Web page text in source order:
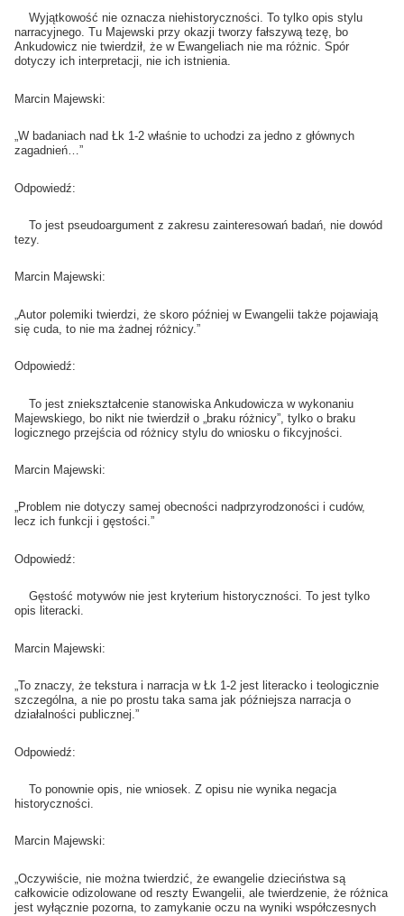
Wyjątkowość nie oznacza niehistoryczności. To tylko opis stylu
narracyjnego. Tu Majewski przy okazji tworzy fałszywą tezę, bo
Ankudowicz nie twierdził, że w Ewangeliach nie ma różnic. Spór
dotyczy ich interpretacji, nie ich istnienia.
Marcin Majewski:
„W badaniach nad Łk 1-2 właśnie to uchodzi za jedno z głównych
zagadnień…”
Odpowiedź:
To jest pseudoargument z zakresu zainteresowań badań, nie dowód
tezy.
Marcin Majewski:
„Autor polemiki twierdzi, że skoro później w Ewangelii także pojawiają
się cuda, to nie ma żadnej różnicy.”
Odpowiedź:
To jest zniekształcenie stanowiska Ankudowicza w wykonaniu
Majewskiego, bo nikt nie twierdził o „braku różnicy”, tylko o braku
logicznego przejścia od różnicy stylu do wniosku o fikcyjności.
Marcin Majewski:
„Problem nie dotyczy samej obecności nadprzyrodzoności i cudów,
lecz ich funkcji i gęstości.”
Odpowiedź:
Gęstość motywów nie jest kryterium historyczności. To jest tylko
opis literacki.
Marcin Majewski:
„To znaczy, że tekstura i narracja w Łk 1-2 jest literacko i teologicznie
szczególna, a nie po prostu taka sama jak późniejsza narracja o
działalności publicznej.”
Odpowiedź:
To ponownie opis, nie wniosek. Z opisu nie wynika negacja
historyczności.
Marcin Majewski:
„Oczywiście, nie można twierdzić, że ewangelie dzieciństwa są
całkowicie odizolowane od reszty Ewangelii, ale twierdzenie, że różnica
jest wyłącznie pozorna, to zamykanie oczu na wyniki współczesnych